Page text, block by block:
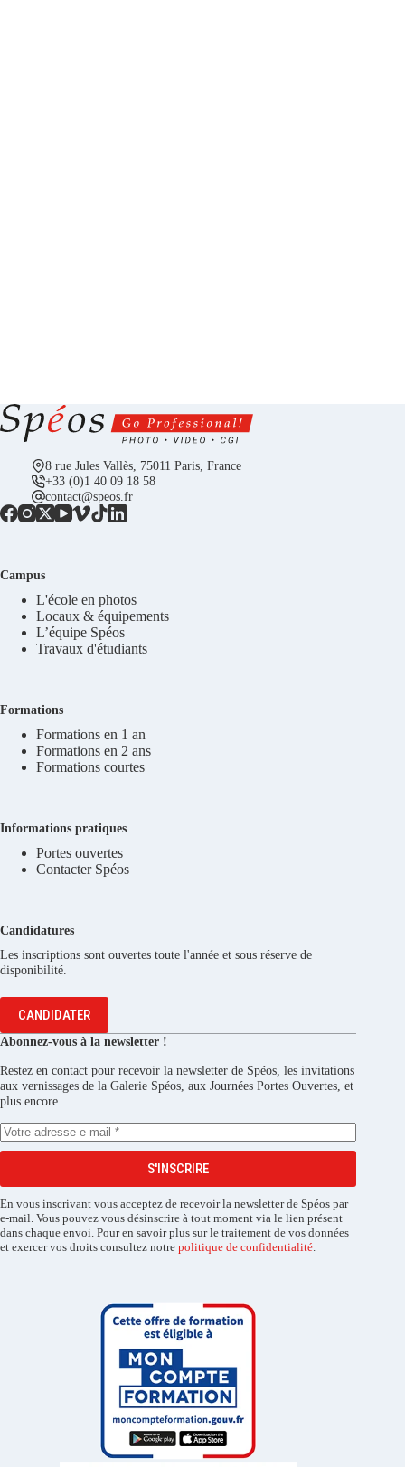
8 rue Jules Vallès, 75011 Paris, France
+33 (0)1 40 09 18 58
contact@speos.fr
Campus
L'école en photos
Locaux & équipements
L’équipe Spéos
Travaux d'étudiants
Formations
Formations en 1 an
Formations en 2 ans
Formations courtes
Informations pratiques
Portes ouvertes
Contacter Spéos
Candidatures
Les inscriptions sont ouvertes toute l'année et sous réserve de
disponibilité.
CANDIDATER
Abonnez-vous à la newsletter !
Restez en contact pour recevoir la newsletter de Spéos, les invitations
aux vernissages de la Galerie Spéos, aux Journées Portes Ouvertes, et
plus encore.
S'INSCRIRE
En vous inscrivant vous acceptez de recevoir la newsletter de Spéos par
e-mail. Vous pouvez vous désinscrire à tout moment via le lien présent
dans chaque envoi. Pour en savoir plus sur le traitement de vos données
et exercer vos droits consultez notre politique de confidentialité.